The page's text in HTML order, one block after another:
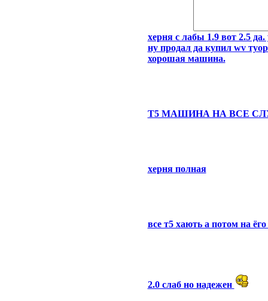
херня с лабы 1.9 вот 2.5
ну продал да купил wv
хорошая машина.
Т5 МАШИНА НА ВСЕ
херня полная
все т5 хають а потом на
2.0 слаб но надежен